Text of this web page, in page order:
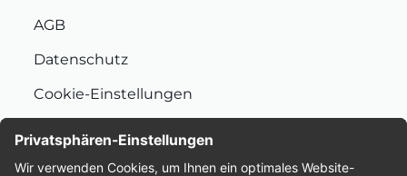
AGB
Datenschutz
Cookie-Einstellungen